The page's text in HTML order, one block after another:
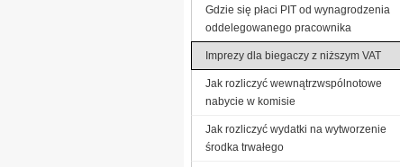
Gdzie się płaci PIT od wynagrodzenia
oddelegowanego pracownika
Imprezy dla biegaczy z niższym VAT
Jak rozliczyć wewnątrzwspólnotowe
nabycie w komisie
Jak rozliczyć wydatki na wytworzenie
środka trwałego